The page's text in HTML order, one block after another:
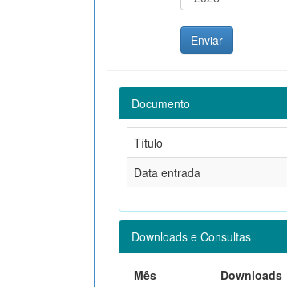
Documento
Título
Data entrada
Downloads e Consultas
Mês Downloads